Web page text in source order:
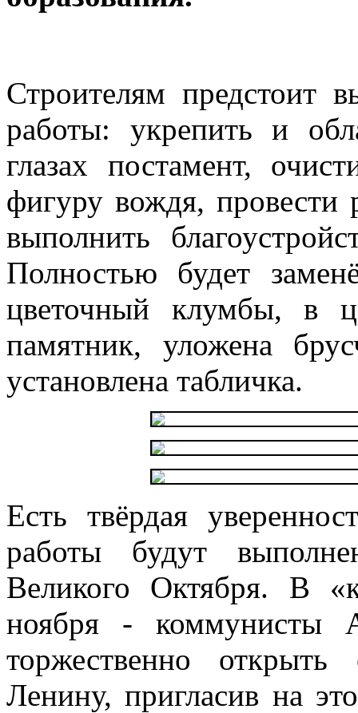
Строителям предстоит
работы: укрепить и
глазах постамент,
фигуру вождя, провести
выполнить
Полностью будет
цветочный клумбы, в
памятник, уложена
установлена табличка.
Есть твёрдая
работы будут
Великого Октября. В
ноября - коммунисты
торжественно
Ленину, пригласив на